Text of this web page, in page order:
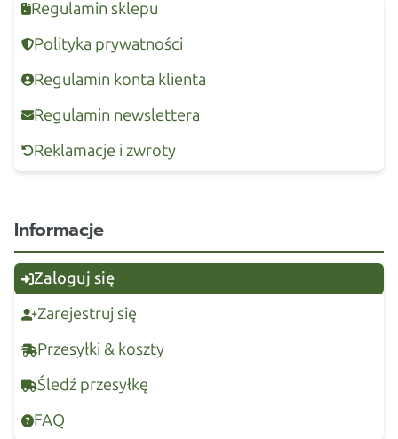
Regulamin sklepu
Polityka prywatności
Regulamin konta klienta
Regulamin newslettera
Reklamacje i zwroty
Informacje
Zaloguj się
Zarejestruj się
Przesyłki & koszty
Śledź przesyłkę
FAQ